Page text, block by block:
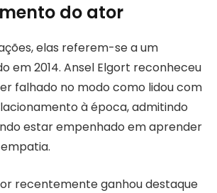
do ator
elas referem-se a um
em 2014. Ansel Elgort reconheceu
falhado no modo como lidou com
à época, admitindo
estar empenhado em aprender
recentemente ganhou destaque